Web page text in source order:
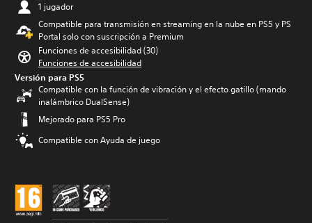
1 jugador
Compatible para transmisión en streaming en la nube en PS5 y PS
Portal solo con suscripción a Premium
Funciones de accesibilidad (30)
Funciones de accesibilidad
Versión para PS5
Compatible con la función de vibración y el efecto gatillo (mando
inalámbrico DualSense)
Mejorado para PS5 Pro
Compatible con Ayuda de juego